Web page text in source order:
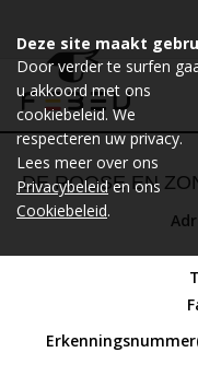
DE ROOSE EN
Deze site maakt
Door verder te surfen
u akkoord met ons
cookiebeleid. We
respecteren uw privacy.
Lees meer over ons
Privacybeleiden ons
Cookiebeleid.